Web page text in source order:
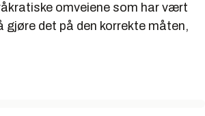
omveiene som har vært
gjøre det på den korrekte måten,